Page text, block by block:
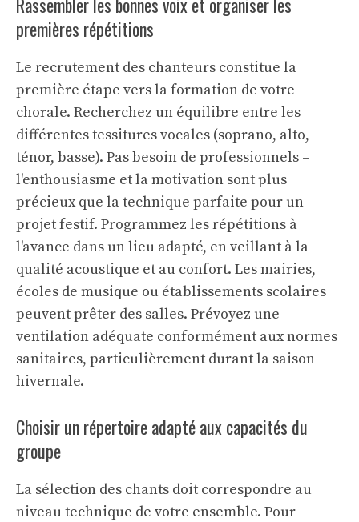
premières répétitions
Le recrutement des chanteurs constitue la
première étape vers la formation de votre
chorale. Recherchez un équilibre entre les
différentes tessitures vocales (soprano, alto,
ténor, basse). Pas besoin de professionnels –
l'enthousiasme et la motivation sont plus
précieux que la technique parfaite pour un
projet festif. Programmez les répétitions à
l'avance dans un lieu adapté, en veillant à la
qualité acoustique et au confort. Les mairies,
écoles de musique ou établissements scolaires
peuvent prêter des salles. Prévoyez une
ventilation adéquate conformément aux normes
sanitaires, particulièrement durant la saison
hivernale.
Choisir un répertoire adapté aux capacités du
groupe
La sélection des chants doit correspondre au
niveau technique de votre ensemble. Pour